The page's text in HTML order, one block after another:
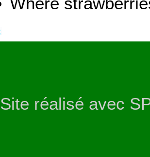
Site réalisé avec